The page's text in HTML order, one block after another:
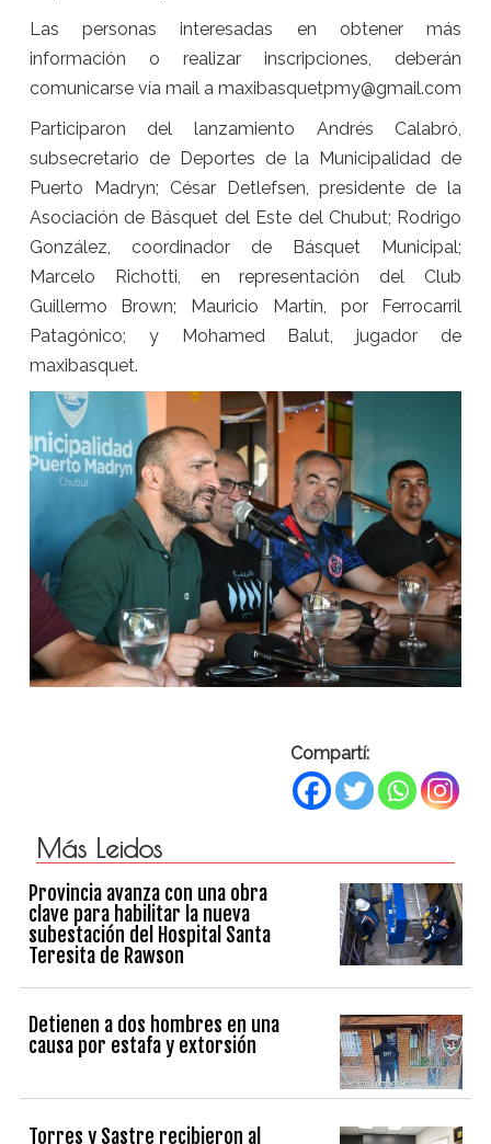
Las personas interesadas en obtener más
información o realizar inscripciones, deberán
comunicarse vía mail a maxibasquetpmy@gmail.com
Participaron del lanzamiento Andrés Calabró,
subsecretario de Deportes de la Municipalidad de
Puerto Madryn; César Detlefsen, presidente de la
Asociación de Básquet del Este del Chubut; Rodrigo
González, coordinador de Básquet Municipal;
Marcelo Richotti, en representación del Club
Guillermo Brown; Mauricio Martín, por Ferrocarril
Patagónico; y Mohamed Balut, jugador de
maxibasquet.
Compartí:
Más Leidos
Provincia avanza con una obra
clave para habilitar la nueva
subestación del Hospital Santa
Teresita de Rawson
Detienen a dos hombres en una
causa por estafa y extorsión
Torres y Sastre recibieron al